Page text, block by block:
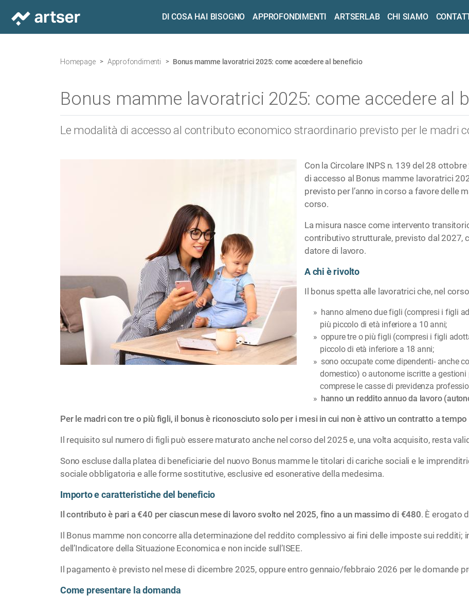
DI COSA HAI BISOGNO APPROFONDIMENTI ARTSERLAB CHI SIAMO
Homepage Approfondimenti Bonus mamme lavoratrici 2025: come accedere al beneficio
Bonus mamme lavoratrici 2025: come accedere al
Le modalità di accesso al contributo economico straordinario previsto per le madri
Con la Circolare INPS n. 139 del 28
di accesso al Bonus mamme lavoratrici
previsto per l’anno in corso a favore delle
corso.
La misura nasce come intervento
contributivo strutturale, previsto dal 2027,
datore di lavoro.
A chi è rivolto
Il bonus spetta alle lavoratrici che, nel
hanno almeno due figli (compresi i figli
più piccolo di età inferiore a 10 anni;
oppure tre o più figli (compresi i figli
piccolo di età inferiore a 18 anni;
sono occupate come dipendenti- anche
domestico) o autonome iscritte a
comprese le casse di previdenza
hanno un reddito annuo da lavoro
Per le madri con tre o più figli, il bonus è riconosciuto solo per i mesi in cui non è attivo un contratto a
Il requisito sul numero di figli può essere maturato anche nel corso del 2025 e, una volta acquisito, resta
Sono escluse dalla platea di beneficiarie del nuovo Bonus mamme le titolari di cariche sociali e le
sociale obbligatoria e alle forme sostitutive, esclusive ed esonerative della medesima.
Importo e caratteristiche del beneficio
Il contributo è pari a €40 per ciascun mese di lavoro svolto nel 2025, fino a un massimo di €480. È erogato
Il Bonus mamme non concorre alla determinazione del reddito complessivo ai fini delle imposte sui redditi;
dell’Indicatore della Situazione Economica e non incide sull’ISEE.
Il pagamento è previsto nel mese di dicembre 2025, oppure entro gennaio/febbraio 2026 per le domande
Come presentare la domanda